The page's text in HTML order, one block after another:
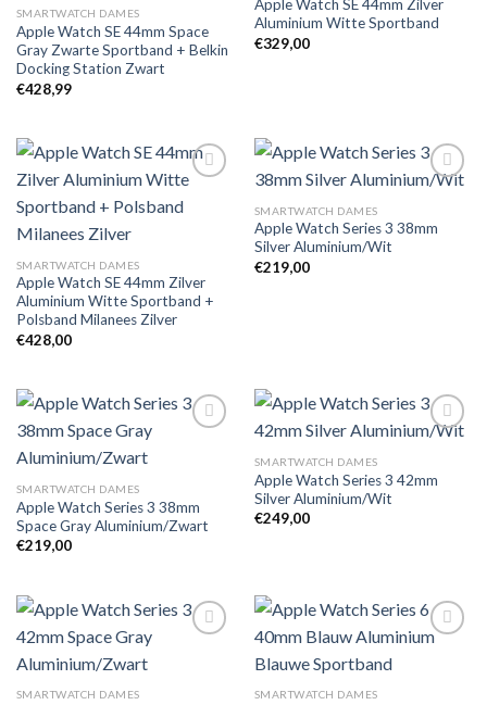
SMARTWATCH DAMES
Apple Watch SE 44mm Space
Gray Zwarte Sportband + Belkin
Docking Station Zwart
€428,99
verlanglijst
Apple Watch SE 44mm Zilver
Aluminium Witte Sportband
€329,00
SMARTWATCH DAMES
Apple Watch SE 44mm Zilver
Aluminium Witte Sportband +
Polsband Milanees Zilver
€428,00
Toevoegen
SMARTWATCH DAMES
Apple Watch Series 3 38mm
Silver Aluminium/Wit
€219,00
verlanglijst
SMARTWATCH DAMES
Apple Watch Series 3 38mm
Space Gray Aluminium/Zwart
€219,00
Toevoegen
SMARTWATCH DAMES
Apple Watch Series 3 42mm
Silver Aluminium/Wit
€249,00
SMARTWATCH DAMES SMARTWATCH DAMES